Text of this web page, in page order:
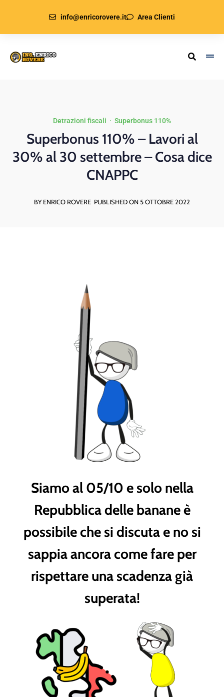
info@enricorovere.it Area Clienti
Detrazioni fiscali · Superbonus 110%
Superbonus 110% – Lavori al
30% al 30 settembre – Cosa dice
CNAPPC
BY ENRICO ROVERE PUBLISHED ON 5 OTTOBRE 2022
Siamo al 05/10 e solo nella
Repubblica delle banane è
possibile che si discuta e no si
sappia ancora come fare per
rispettare una scadenza già
superata!